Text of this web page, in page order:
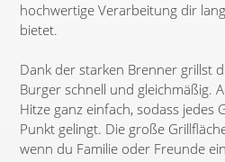
hochwertige Verarbeitung dir
bietet.
Dank der starken Brenner grillst
Burger schnell und gleichmäßig.
Hitze ganz einfach, sodass jedes
Punkt gelingt. Die große
wenn du Familie oder Freunde